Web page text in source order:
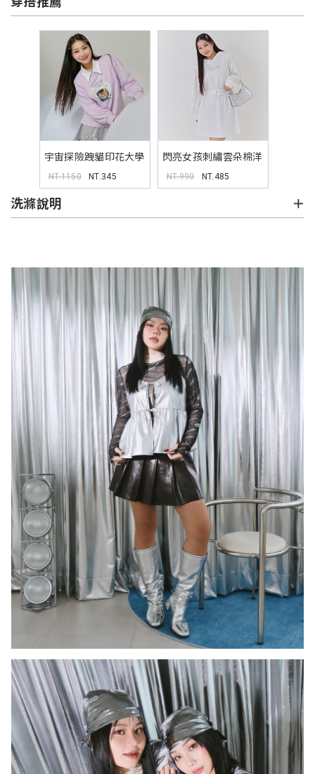
宇宙探險跩貓印花大學
TEE(unisex)
(MIND.A.DAY聯名)
NT.1150 NT.345
閃亮女孩刺繡雲朵棉洋
裝(附腰帶)
NT.990 NT.485
洗滌說明